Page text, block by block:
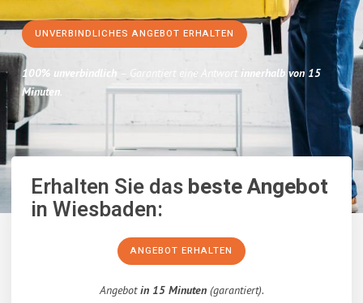
UNVERBINDLICHES ANGEBOT ERHALTEN
100% unverbindlich – Garantiert eine Antwort innerhalb von 15
Minuten.
Erhalten Sie dasbeste Angebot
in Wiesbaden:
ANGEBOT ERHALTEN
Angebotin 15 Minuten(garantiert).